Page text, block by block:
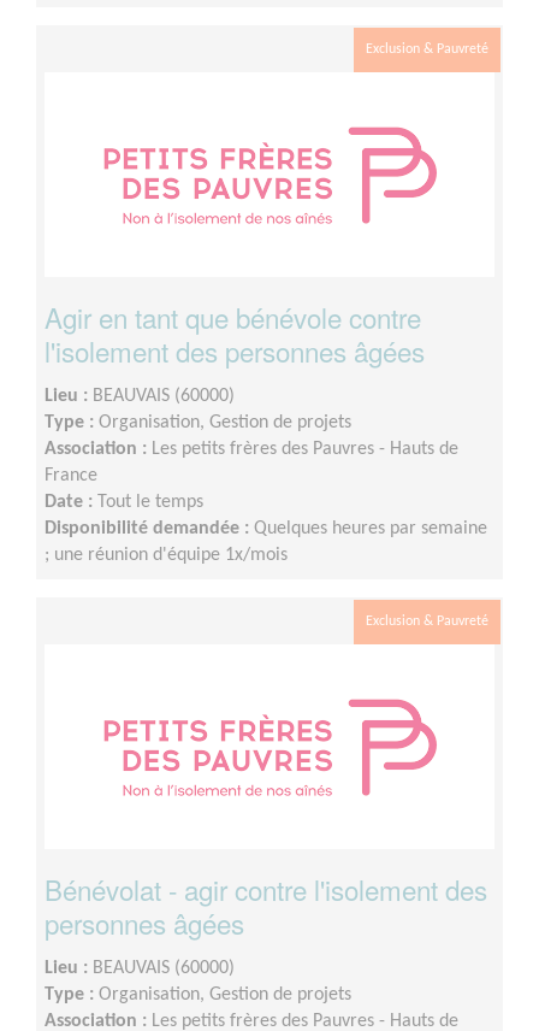
Exclusion & Pauvreté
Agir en tant que bénévole contre
l'isolement des personnes âgées
Lieu : BEAUVAIS (60000)
Type : Organisation, Gestion de projets
Association : Les petits frères des Pauvres - Hauts de
France
Date : Tout le temps
Disponibilité demandée : Quelques heures par semaine
; une réunion d'équipe 1x/mois
Exclusion & Pauvreté
Bénévolat - agir contre l'isolement des
personnes âgées
Lieu : BEAUVAIS (60000)
Type : Organisation, Gestion de projets
Association : Les petits frères des Pauvres - Hauts de